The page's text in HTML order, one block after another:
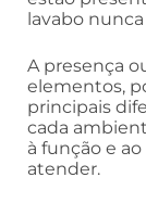
lavabo
A presença
elementos,
principais
cada
à função e
atender.